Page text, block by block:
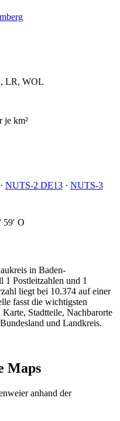
LR, WOL
je km²
· NUTS‑2 DE13 · NUTS‑3
59′ O
in Baden-
1 Postleitzahlen und 1
liegt bei 10.374 auf einer
fasst die wichtigsten
Stadtteile, Nachbarorte
und Landkreis.
Maps
anhand der